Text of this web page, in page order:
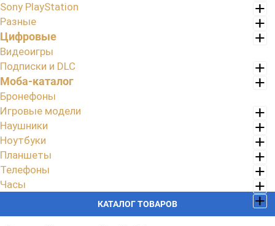
КАТАЛОГ ТОВАРОВ
Sony PlayStation
Разные
Цифровые
Видеоигры
Подписки и DLC
Моба-каталог
Бронефоны
Игровые модели
Наушники
Ноутбуки
Планшеты
Телефоны
Часы